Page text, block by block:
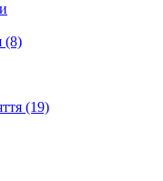
(8)
(19)